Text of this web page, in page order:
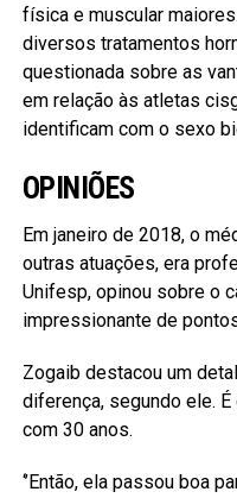
física e muscular
diversos tratamentos
questionada sobre as
em relação às atletas
identificam com o sexo
OPINIÕES
Em janeiro de 2018, o
outras atuações, era
Unifesp, opinou sobre o
impressionante de
Zogaib destacou um
diferença, segundo ele.
com 30 anos.
‘’Então, ela passou boa